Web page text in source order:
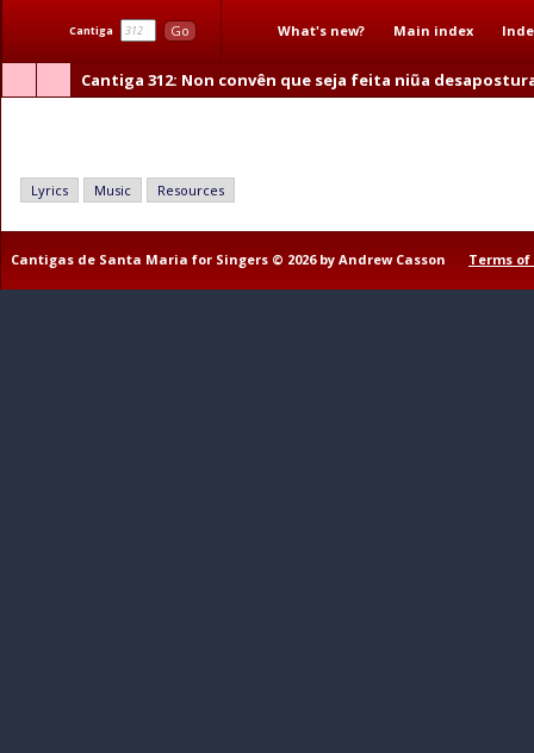
Cantiga Go What's new? Main index
Cantiga 312: Non convên que seja feita niũa
Lyrics Music Resources
Cantigas de Santa Maria for Singers © 2026 by Andrew Casson Terms of